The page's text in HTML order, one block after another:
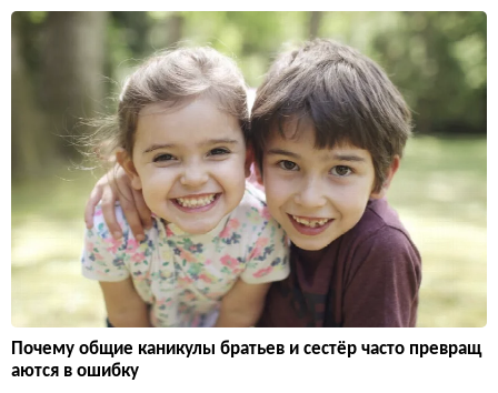
Почему общие каникулы братьев и сестёр часто превращ
аются в ошибку